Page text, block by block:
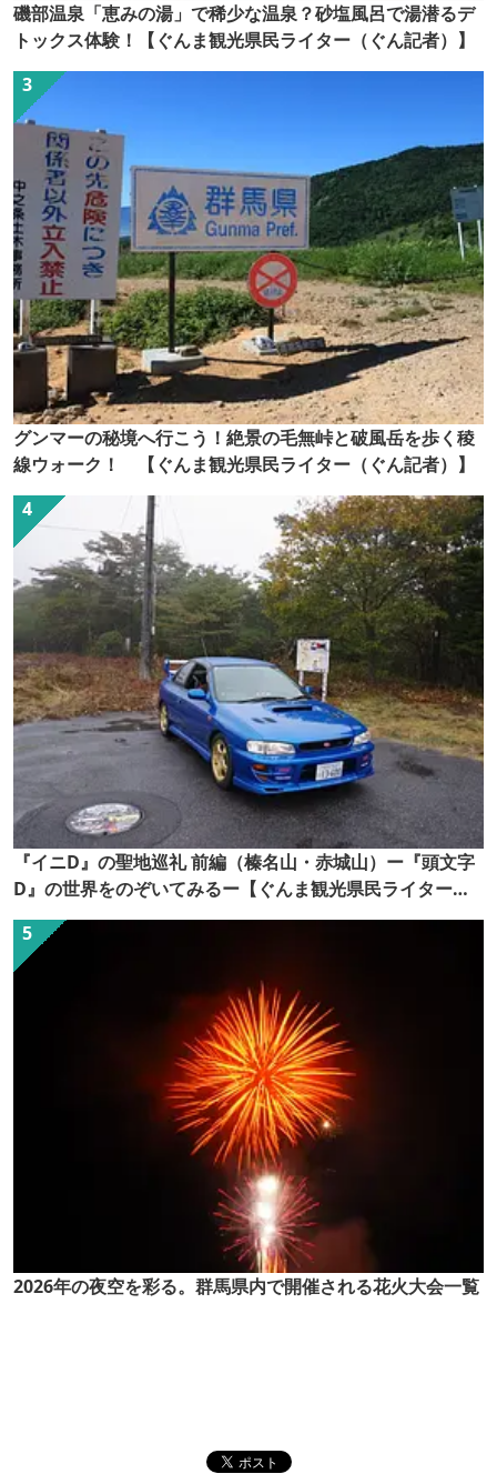
磯部温泉「恵みの湯」で稀少な温泉？砂塩風呂で湯潜るデ
トックス体験！【ぐんま観光県民ライター（ぐん記者）】
グンマーの秘境へ行こう！絶景の毛無峠と破風岳を歩く稜
線ウォーク！ 【ぐんま観光県民ライター（ぐん記者）】
『イニD』の聖地巡礼 前編（榛名山・赤城山）ー『頭文字
D』の世界をのぞいてみるー【ぐんま観光県民ライター
（ぐん記者）】
2026年の夜空を彩る。群馬県内で開催される花火大会一覧